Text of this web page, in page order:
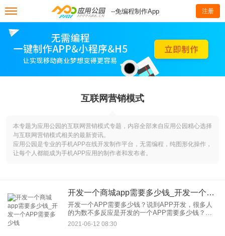
--免编程制作App 注册
互联网营销模式
本专题为应用公园的互联网营销模式专题，内容全部来自应用公园精心选择
与互联网营销模式相关的最新资讯。
应用公园是专业的手机APP在线开发制作平台，无需编程，纯图形化操作，
让每个人都能成为手机APP应用的制作者和发布者。
开发一个商城app需要多少钱_开发一个APP需要多少钱
开发一个APP需要多少钱？说到APP开发，很多人
的为数不多反应是开发的一个APP需要多少钱？这
个问题相当于：装修需要多少钱，这是开发很多当
事人很难回答的。为什么这么说？让边肖带你去了
2021-06-12 08:30